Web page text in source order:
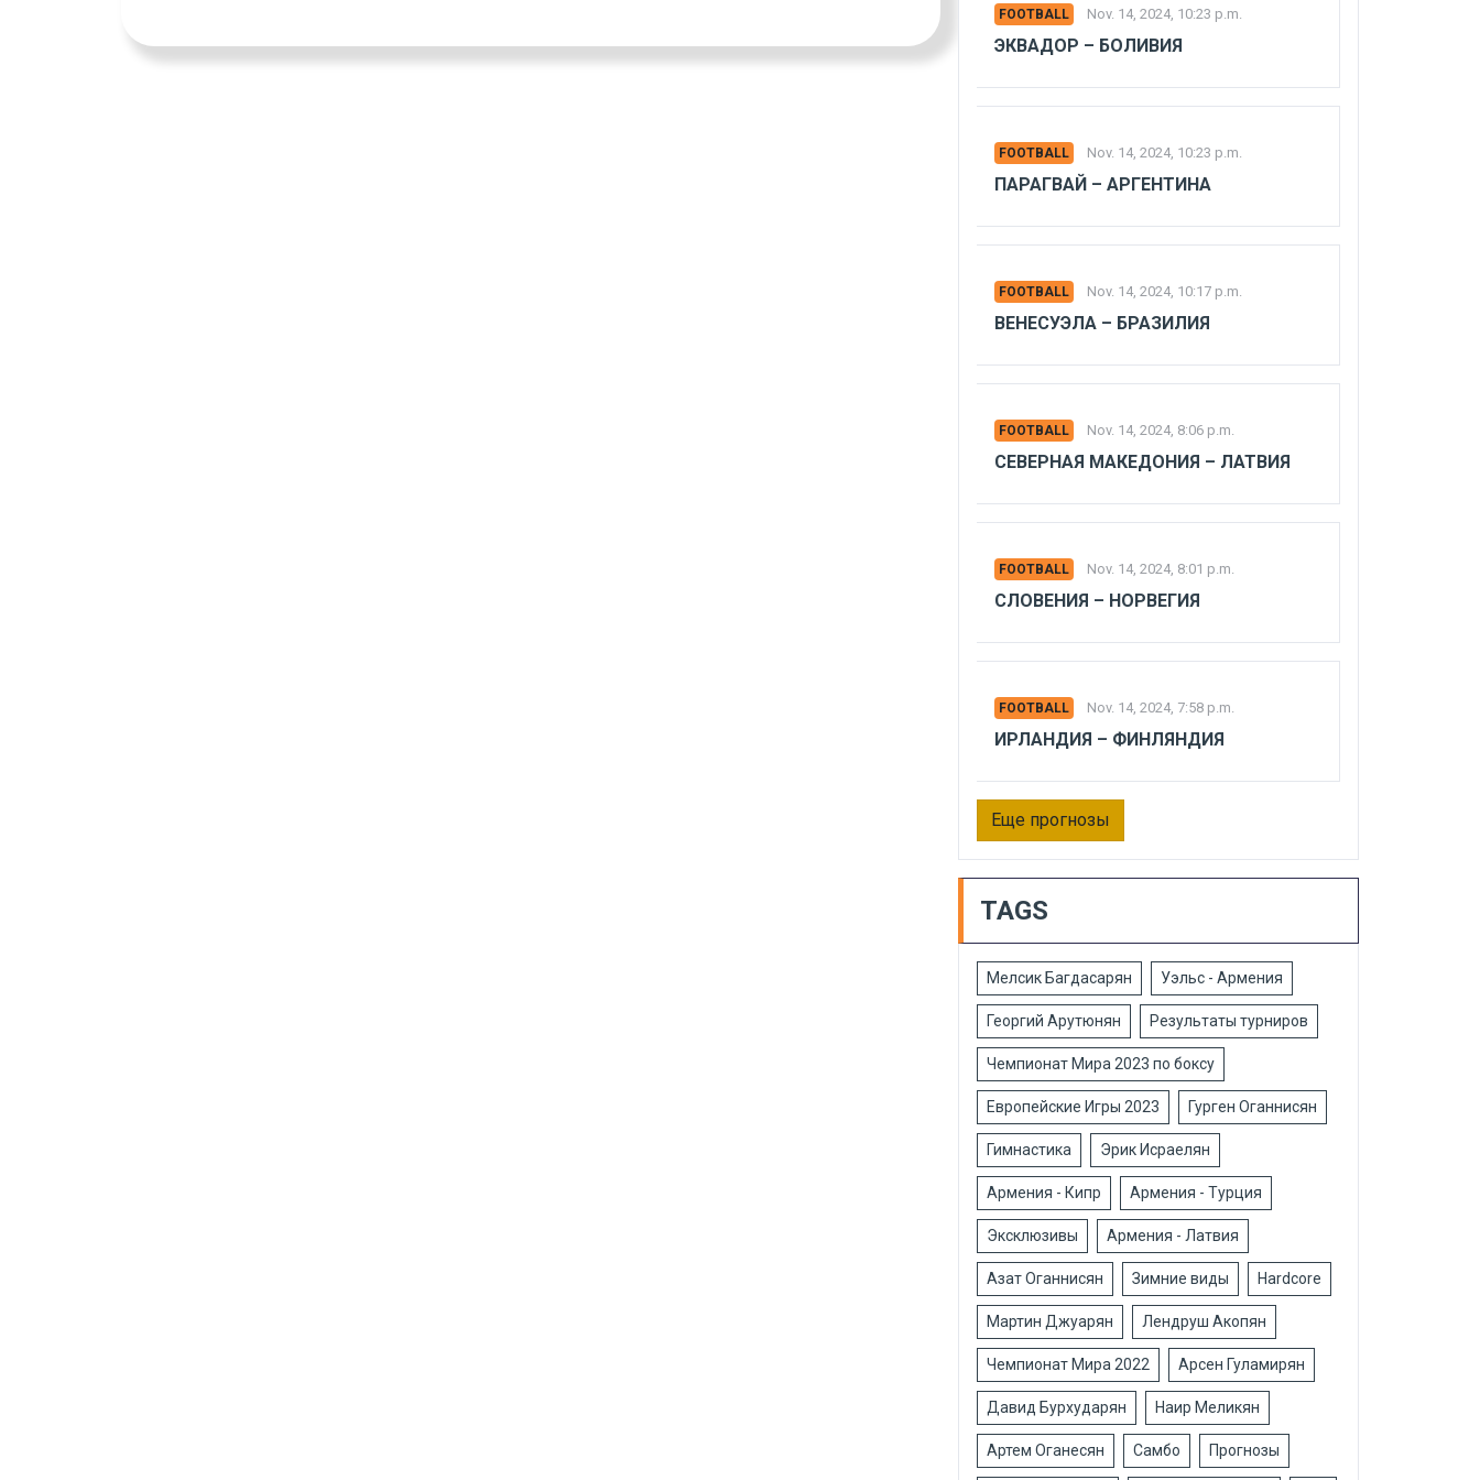
FOOTBALL Nov. 14, 2024, 10:23 p.m.
ЭКВАДОР – БОЛИВИЯ
FOOTBALL Nov. 14, 2024, 10:23 p.m.
ПАРАГВАЙ – АРГЕНТИНА
FOOTBALL Nov. 14, 2024, 10:17 p.m.
ВЕНЕСУЭЛА – БРАЗИЛИЯ
FOOTBALL Nov. 14, 2024, 8:06 p.m.
СЕВЕРНАЯ МАКЕДОНИЯ – ЛАТВИЯ
FOOTBALL Nov. 14, 2024, 8:01 p.m.
СЛОВЕНИЯ – НОРВЕГИЯ
FOOTBALL Nov. 14, 2024, 7:58 p.m.
ИРЛАНДИЯ – ФИНЛЯНДИЯ
Еще прогнозы
TAGS
Мелсик Багдасарян Уэльс - Армения
Георгий Арутюнян Результаты турниров
Чемпионат Мира 2023 по боксу
Европейские Игры 2023 Гурген Оганнисян
Гимнастика Эрик Исраелян
Армения - Кипр Армения - Турция
Эксклюзивы Армения - Латвия
Азат Оганнисян Зимние виды Hardcore
Мартин Джуарян Лендруш Акопян
Чемпионат Мира 2022 Арсен Гуламирян
Давид Бурхударян Наир Меликян
Артем Оганесян Самбо Прогнозы